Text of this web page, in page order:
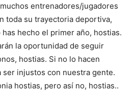
entrenadores/jugadores
toda su trayectoria deportiva,
has hecho el primer año, hostias.
la oportunidad de seguir
hostias. Si no lo hacen
ser injustos con nuestra gente.
hostias, pero así no, hostias..